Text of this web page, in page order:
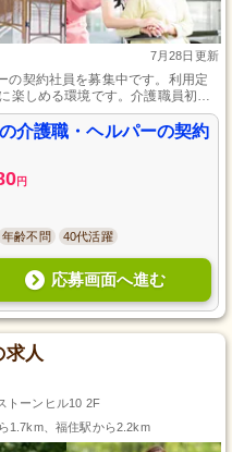
7月28日更新
の契約社員を募集中です。利用定
楽しめる環境です。介護職員初任
産休や育休の取得実績もあり、マ
。介護職・ヘルパーの契約
円
年齢不問 40代活躍
応募画面へ進む
求人
トーンヒル10 2F
1.7km、福住駅から2.2km